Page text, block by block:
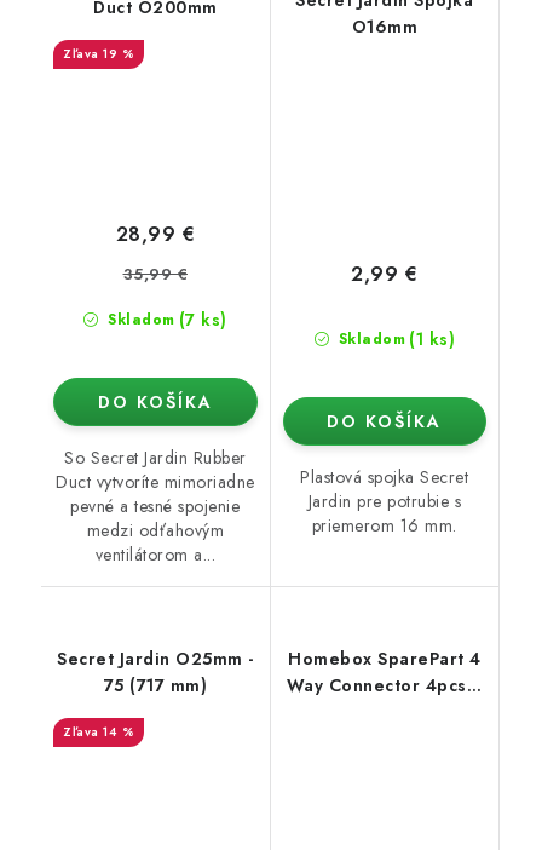
Duct O200mm
19 %
Skladom (7 ks)
28,99 €
35,99 €
DO KOŠÍKA
So Secret Jardin Rubber
Duct vytvoríte mimoriadne
pevné a tesné spojenie
medzi odťahovým
ventilátorom a...
O16mm
Skladom (1 ks)
2,99 €
DO KOŠÍKA
Plastová spojka Secret
Jardin pre potrubie s
priemerom 16 mm.
Secret Jardin O25mm -
75 (717 mm)
14 %
Homebox SparePart 4
Way Connector 4pcs /